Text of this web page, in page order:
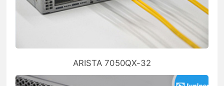
ARISTA 7050QX-32